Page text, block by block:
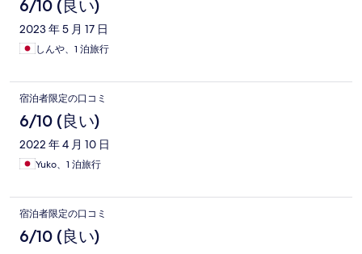
6/10 (良い)
2023 年 5 月 17 日
しんや、1 泊旅行
宿泊者限定の口コミ
6/10 (良い)
2022 年 4 月 10 日
Yuko、1 泊旅行
宿泊者限定の口コミ
6/10 (良い)